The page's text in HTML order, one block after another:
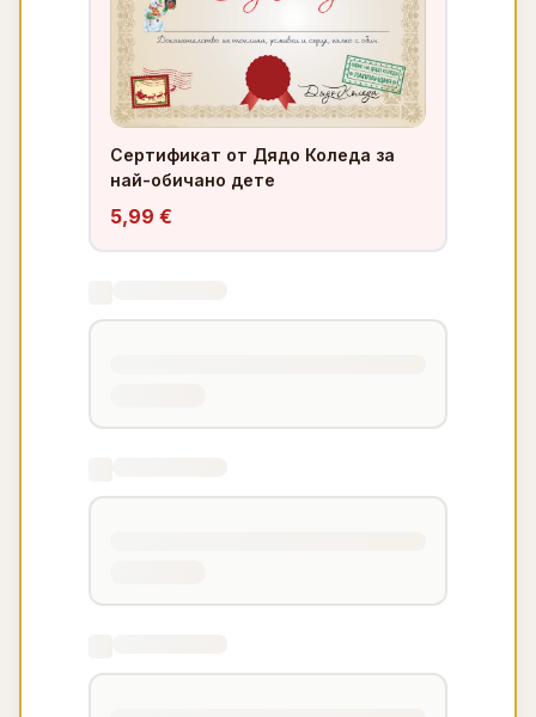
Сертификат от Дядо Коледа за
най-обичано дете
5,99 €